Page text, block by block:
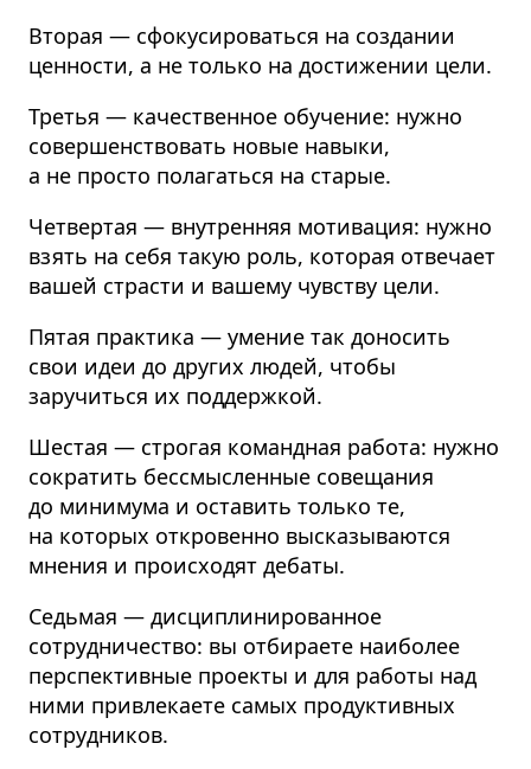
Вторая — сфокусироваться на создании
ценности, а не только на достижении цели.
Третья — качественное обучение: нужно
совершенствовать новые навыки,
а не просто полагаться на старые.
Четвертая — внутренняя мотивация: нужно
взять на себя такую роль, которая отвечает
вашей страсти и вашему чувству цели.
Пятая практика — умение так доносить
свои идеи до других людей, чтобы
заручиться их поддержкой.
Шестая — строгая командная работа: нужно
сократить бессмысленные совещания
до минимума и оставить только те,
на которых откровенно высказываются
мнения и происходят дебаты.
Седьмая — дисциплинированное
сотрудничество: вы отбираете наиболее
перспективные проекты и для работы над
ними привлекаете самых продуктивных
сотрудников.